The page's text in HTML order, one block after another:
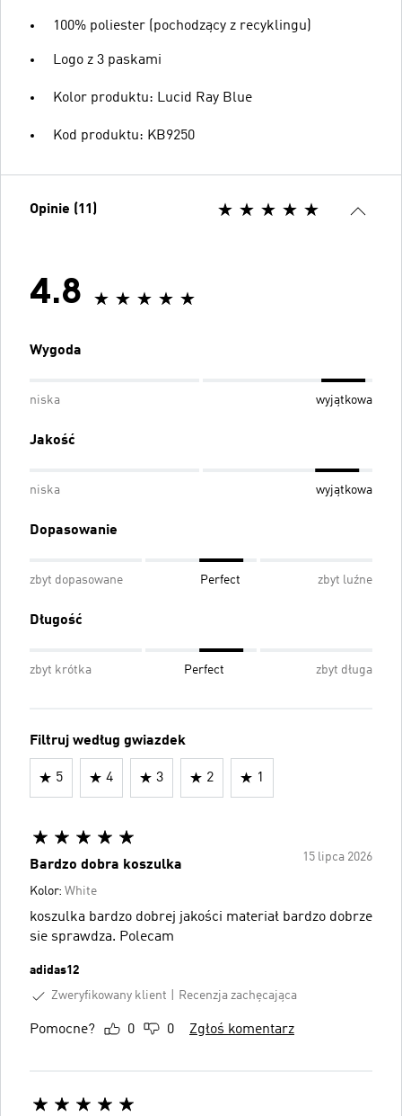
100% poliester (pochodzący z recyklingu)
Logo z 3 paskami
Kolor produktu: Lucid Ray Blue
Kod produktu: KB9250
Opinie (11)
4.8
Wygoda
niska wyjątkowa
Jakość
niska wyjątkowa
Dopasowanie
zbyt dopasowane Perfect zbyt luźne
Długość
zbyt krótka Perfect zbyt długa
Filtruj według gwiazdek
5 4 3 2 1
15 lipca 2026
Bardzo dobra koszulka
Kolor: White
koszulka bardzo dobrej jakości materiał bardzo dobrze
sie sprawdza. Polecam
adidas12
Zweryfikowany klient
Recenzja zachęcająca
Pomocne? 0 0 Zgłoś komentarz